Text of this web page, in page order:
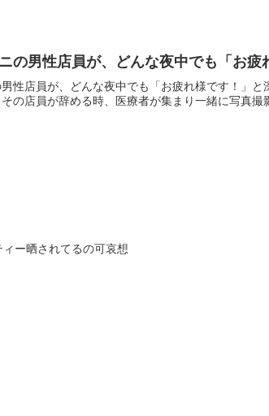
の男性店員が、どんな夜中でも「お
性店員が、どんな夜中でも「お疲れ様です！」
の店員が辞める時、医療者が集まり一緒に写真
ー晒されてるの可哀想